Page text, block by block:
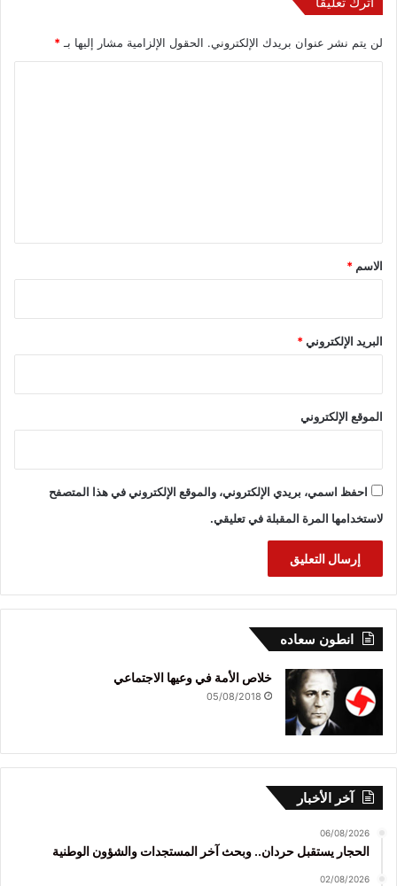
لن يتم نشر عنوان بريدك الإلكتروني. الحقول الإلزامية مشار إليها بـ*
*
الاسم *
البريد الإلكتروني*
الموقع الإلكتروني
احفظ اسمي، بريدي الإلكتروني، والموقع الإلكتروني في هذا المتصفح
لاستخدامها المرة المقبلة في تعليقي.
انطون سعاده
خلاص الأمة في وعيها الاجتماعي
05/08/2018
آخر الأخبار
06/08/2026
الحجار يستقبل حردان.. وبحث آخر المستجدات والشؤون الوطنية
02/08/2026